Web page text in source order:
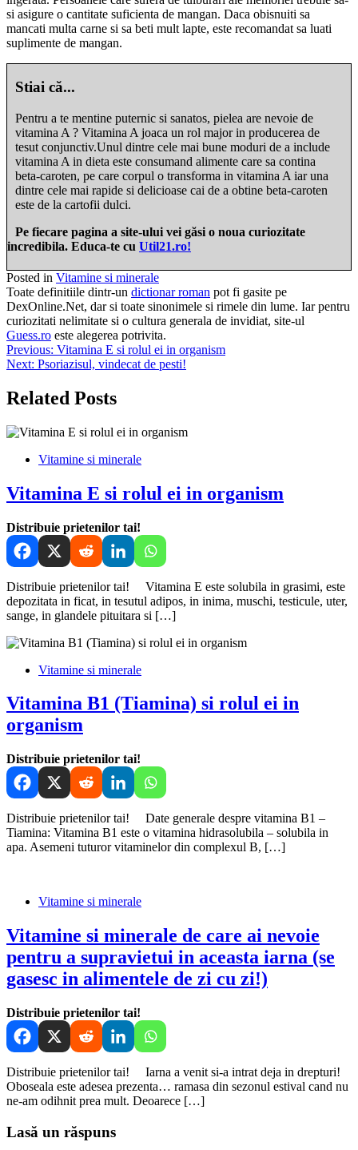
si asigure o cantitate suficienta de mangan. Daca obisnuiti sa
mancati multa carne si sa beti mult lapte, este recomandat sa luati
suplimente de mangan.
Stiai că...
Pentru a te mentine puternic si sanatos, pielea are nevoie de
vitamina A ? Vitamina A joaca un rol major in producerea de
tesut conjunctiv.Unul dintre cele mai bune moduri de a include
vitamina A in dieta este consumand alimente care sa contina
beta-caroten, pe care corpul o transforma in vitamina A iar una
dintre cele mai rapide si delicioase cai de a obtine beta-caroten
este de la cartofii dulci.
Pe fiecare pagina a site-ului vei găsi o noua curiozitate
incredibila. Educa-te cu Util21.ro!
Posted in Vitamine si minerale
Toate definitiile dintr-un dictionar roman pot fi gasite pe
DexOnline.Net, dar si toate sinonimele si rimele din lume. Iar pentru
curiozitati nelimitate si o cultura generala de invidiat, site-ul
Guess.ro este alegerea potrivita.
Navigare
în
articole
Previous: Vitamina E si rolul ei in organism
Next: Psoriazisul, vindecat de pesti!
Related Posts
Vitamine si minerale
Vitamina E si rolul ei in organism
Distribuie prietenilor tai!
Distribuie prietenilor tai! Vitamina E este solubila in grasimi, este
depozitata in ficat, in tesutul adipos, in inima, muschi, testicule, uter,
sange, in glandele pituitara si […]
Vitamine si minerale
Vitamina B1 (Tiamina) si rolul ei in
organism
Distribuie prietenilor tai!
Distribuie prietenilor tai! Date generale despre vitamina B1 –
Tiamina: Vitamina B1 este o vitamina hidrasolubila – solubila in
apa. Asemeni tuturor vitaminelor din complexul B, […]
Vitamine si minerale
Vitamine si minerale de care ai nevoie
pentru a supravietui in aceasta iarna (se
gasesc in alimentele de zi cu zi!)
Distribuie prietenilor tai!
Distribuie prietenilor tai! Iarna a venit si-a intrat deja in drepturi!
Oboseala este adesea prezenta… ramasa din sezonul estival cand nu
ne-am odihnit prea mult. Deoarece […]
Lasă un răspuns